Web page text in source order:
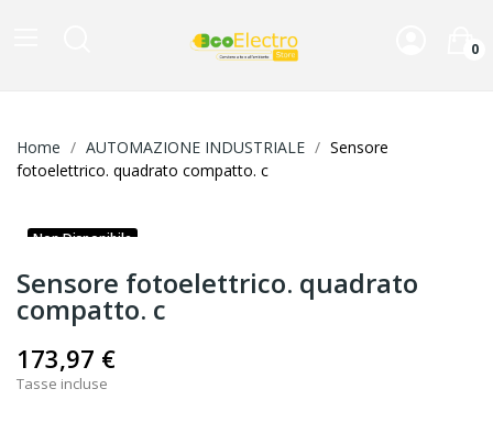
0
Home AUTOMAZIONE INDUSTRIALE
Sensore
fotoelettrico. quadrato compatto. c
Non Disponibile
Sensore fotoelettrico. quadrato
compatto. c
173,97 €
Tasse incluse